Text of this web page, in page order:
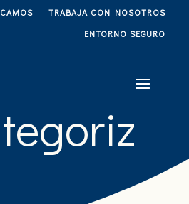
TRABAJA CON NOSOTROS
ENTORNO SEGURO